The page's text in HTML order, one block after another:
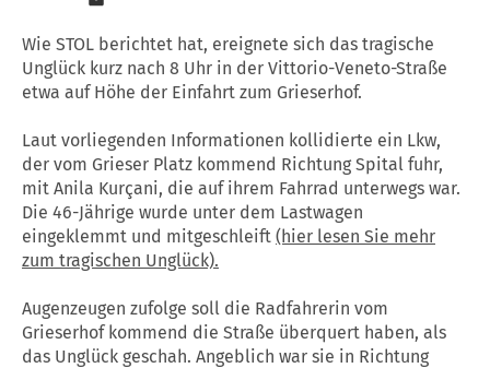
Wie STOL berichtet hat, ereignete sich das tragische
Unglück kurz nach 8 Uhr in der Vittorio-Veneto-Straße
etwa auf Höhe der Einfahrt zum Grieserhof.
Laut vorliegenden Informationen kollidierte ein Lkw,
der vom Grieser Platz kommend Richtung Spital fuhr,
mit Anila Kurçani, die auf ihrem Fahrrad unterwegs war.
Die 46-Jährige wurde unter dem Lastwagen
eingeklemmt und mitgeschleift (hier lesen Sie mehr
zum tragischen Unglück).
Augenzeugen zufolge soll die Radfahrerin vom
Grieserhof kommend die Straße überquert haben, als
das Unglück geschah. Angeblich war sie in Richtung